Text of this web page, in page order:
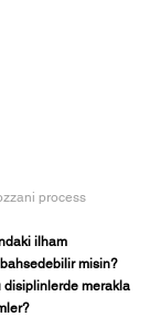
process
ilham
misin?
disiplinlerde merakla